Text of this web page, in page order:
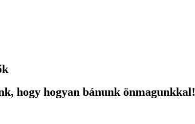
hogy hogyan bánunk önmagunkkal!